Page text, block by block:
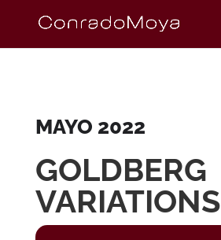
MAYO 2022
GOLDBERG
VARIATIONS